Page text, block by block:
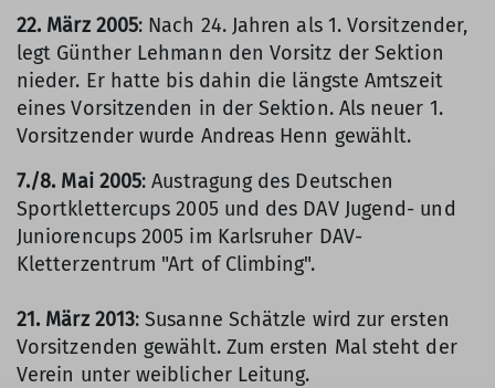
22. März 2005: Nach 24. Jahren als 1. Vorsitzender,
legt Günther Lehmann den Vorsitz der Sektion
nieder. Er hatte bis dahin die längste Amtszeit
eines Vorsitzenden in der Sektion. Als neuer 1.
Vorsitzender wurde Andreas Henn gewählt.
7./8. Mai 2005: Austragung des Deutschen
Sportklettercups 2005 und des DAV Jugend- und
Juniorencups 2005 im Karlsruher DAV-
Kletterzentrum "Art of Climbing".
21. März 2013: Susanne Schätzle wird zur ersten
Vorsitzenden gewählt. Zum ersten Mal steht der
Verein unter weiblicher Leitung.